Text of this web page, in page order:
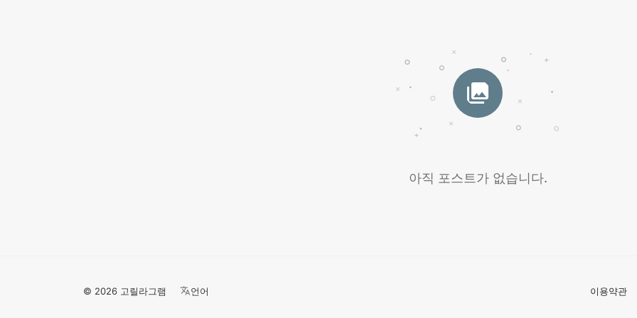
아직 포스트가 없습니다.
이용약관
© 2026 고릴라그램 언어